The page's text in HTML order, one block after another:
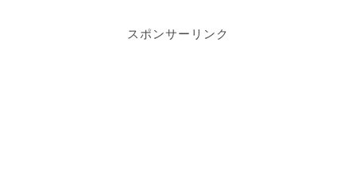
スポンサーリンク